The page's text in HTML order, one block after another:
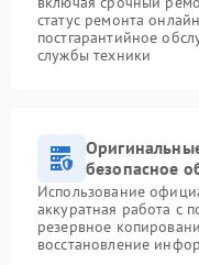
статус ремонта
постгарантийное
службы техники
безопасное
Использование
аккуратная работа с
резервное
восстановление